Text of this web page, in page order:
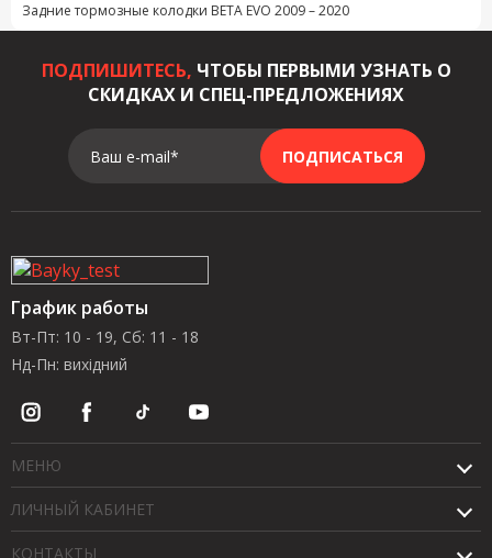
Задние тормозные колодки BETA EVO 2009 – 2020
ПОДПИШИТЕСЬ, ЧТОБЫ ПЕРВЫМИ УЗНАТЬ О
СКИДКАХ И СПЕЦ-ПРЕДЛОЖЕНИЯХ
Ваш e-mail* ПОДПИСАТЬСЯ
График работы
Вт-Пт: 10 - 19, Сб: 11 - 18
Нд-Пн: вихідний
МЕНЮ
ЛИЧНЫЙ КАБИНЕТ
КОНТАКТЫ